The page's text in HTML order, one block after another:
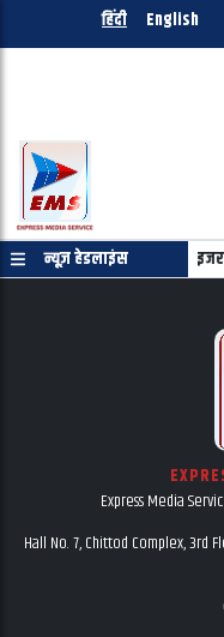
हिंदी English
न्यूज़ हेडलाइंस
की फोन पर बातचीत, भारत-
Express Media
Hall No. 7, Chittod Complex, 3rd